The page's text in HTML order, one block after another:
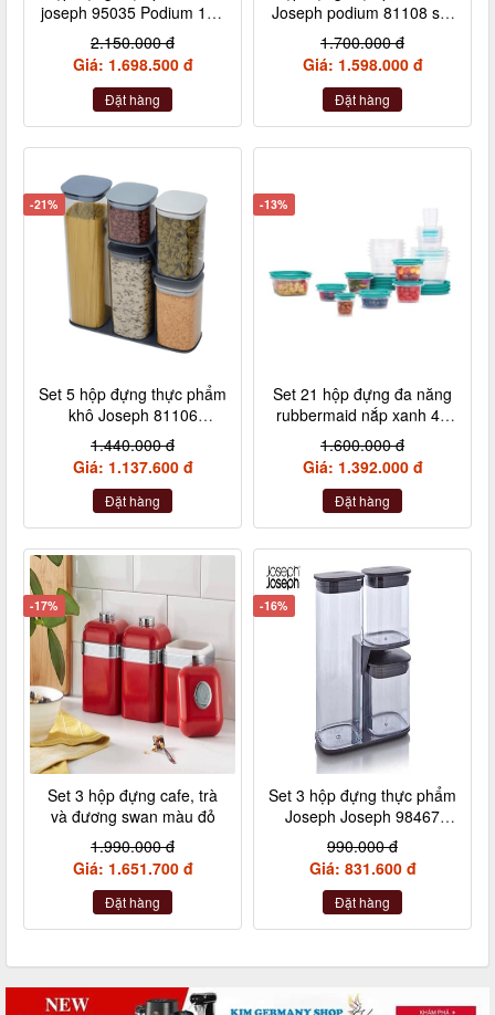
joseph 95035 Podium 100
thủy tinh
2.150.000 đ
Giá: 1.698.500 đ
Đặt hàng
Joseph podium 81108 set
5 nhựa
1.700.000 đ
Giá: 1.598.000 đ
Đặt hàng
-21%
Set 5 hộp đựng thực phẩm
khô Joseph 81106
Editions Podium
1.440.000 đ
Giá: 1.137.600 đ
Đặt hàng
-13%
Set 21 hộp đựng đa năng
rubbermaid nắp xanh 42
món
1.600.000 đ
Giá: 1.392.000 đ
Đặt hàng
-17%
Set 3 hộp đựng cafe, trà
và đương swan màu đỏ
1.990.000 đ
Giá: 1.651.700 đ
Đặt hàng
-16%
Set 3 hộp đựng thực phẩm
Joseph Joseph 98467
Podium 3-piece Storage
Jar Set - Grey
990.000 đ
Giá: 831.600 đ
Đặt hàng